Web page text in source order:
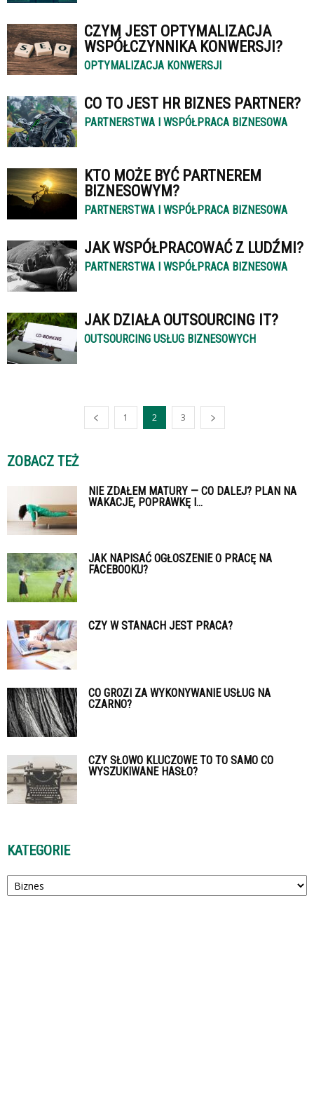
CZYM JEST OPTYMALIZACJA
WSPÓŁCZYNNIKA KONWERSJI?
OPTYMALIZACJA KONWERSJI
CO TO JEST HR BIZNES PARTNER?
PARTNERSTWA I WSPÓŁPRACA BIZNESOWA
KTO MOŻE BYĆ PARTNEREM
BIZNESOWYM?
PARTNERSTWA I WSPÓŁPRACA BIZNESOWA
JAK WSPÓŁPRACOWAĆ Z LUDŹMI?
PARTNERSTWA I WSPÓŁPRACA BIZNESOWA
JAK DZIAŁA OUTSOURCING IT?
OUTSOURCING USŁUG BIZNESOWYCH
1 2 3
ZOBACZ TEŻ
NIE ZDAŁEM MATURY — CO DALEJ? PLAN NA
WAKACJE, POPRAWKĘ I...
JAK NAPISAĆ OGŁOSZENIE O PRACĘ NA
FACEBOOKU?
CZY W STANACH JEST PRACA?
CO GROZI ZA WYKONYWANIE USŁUG NA
CZARNO?
CZY SŁOWO KLUCZOWE TO TO SAMO CO
WYSZUKIWANE HASŁO?
KATEGORIE
Kategorie